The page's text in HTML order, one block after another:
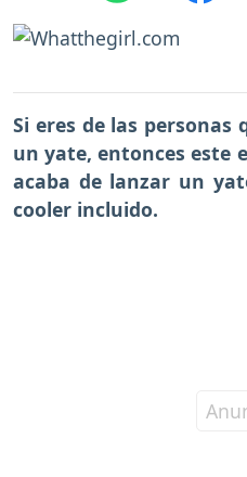
Si eres de las personas
un yate, entonces este
acaba de lanzar un
cooler incluido.